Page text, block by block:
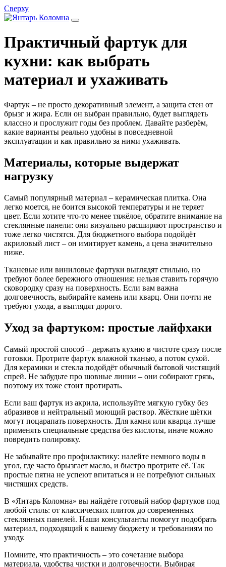
Сверху
Практичный фартук для
кухни: как выбрать
материал и ухаживать
Фартук – не просто декоративный элемент, а защита стен от
брызг и жира. Если он выбран правильно, будет выглядеть
классно и прослужит годы без проблем. Давайте разберём,
какие варианты реально удобны в повседневной
эксплуатации и как правильно за ними ухаживать.
Материалы, которые выдержат
нагрузку
Самый популярный материал – керамическая плитка. Она
легко моется, не боится высокой температуры и не теряет
цвет. Если хотите что‑то менее тяжёлое, обратите внимание на
стеклянные панели: они визуально расширяют пространство и
тоже легко чистятся. Для бюджетного выбора подойдёт
акриловый лист – он имитирует камень, а цена значительно
ниже.
Тканевые или виниловые фартуки выглядят стильно, но
требуют более бережного отношения: нельзя ставить горячую
сковородку сразу на поверхность. Если вам важна
долговечность, выбирайте камень или кварц. Они почти не
требуют ухода, а выглядят дорого.
Уход за фартуком: простые лайфхаки
Самый простой способ – держать кухню в чистоте сразу после
готовки. Протрите фартук влажной тканью, а потом сухой.
Для керамики и стекла подойдёт обычный бытовой чистящий
спрей. Не забудьте про шовные линии – они собирают грязь,
поэтому их тоже стоит протирать.
Если ваш фартук из акрила, используйте мягкую губку без
абразивов и нейтральный моющий раствор. Жёсткие щётки
могут поцарапать поверхность. Для камня или кварца лучше
применять специальные средства без кислоты, иначе можно
повредить полировку.
Не забывайте про профилактику: налейте немного воды в
угол, где часто брызгает масло, и быстро протрите её. Так
простые пятна не успеют впитаться и не потребуют сильных
чистящих средств.
В «Янтарь Коломна» вы найдёте готовый набор фартуков под
любой стиль: от классических плиток до современных
стеклянных панелей. Наши консультанты помогут подобрать
материал, подходящий к вашему бюджету и требованиям по
уходу.
Помните, что практичность – это сочетание выбора
материала, удобства чистки и долговечности. Выбирая